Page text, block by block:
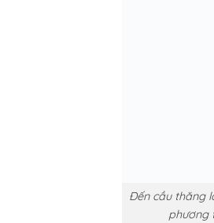
Đến cầu thăng
phương